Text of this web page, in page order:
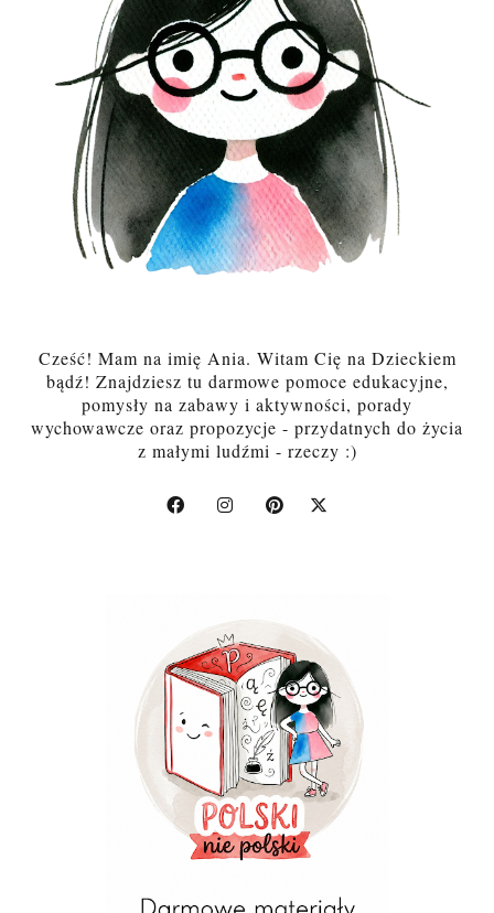
Cześć! Mam na imię Ania. Witam Cię na Dzieckiem
bądź! Znajdziesz tu darmowe pomoce edukacyjne,
pomysły na zabawy i aktywności, porady
wychowawcze oraz propozycje - przydatnych do życia
z małymi ludźmi - rzeczy :)